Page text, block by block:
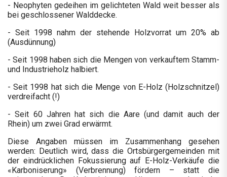
- Neophyten gedeihen im gelichteten Wald weit besser als
bei geschlossener Walddecke.
- Seit 1998 nahm der stehende Holzvorrat um 20% ab
(Ausdünnung)
- Seit 1998 haben sich die Mengen von verkauftem Stamm-
und Industrieholz halbiert.
- Seit 1998 hat sich die Menge von E-Holz (Holzschnitzel)
verdreifacht (!)
- Seit 60 Jahren hat sich die Aare (und damit auch der
Rhein) um zwei Grad erwärmt.
Diese Angaben müssen im Zusammenhang gesehen
werden: Deutlich wird, dass die Ortsbürgergemeinden mit
der eindrücklichen Fokussierung auf E-Holz-Verkäufe die
«Karboniserung» (Verbrennung) fördern – statt die